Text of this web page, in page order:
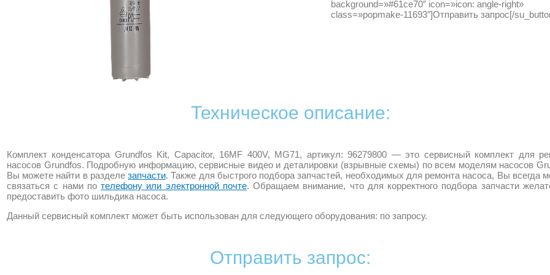
background=»#61ce70″ icon=»icon: angle-right»
class=»popmake-11693″]Отправить запрос[/
Техническое описание:
Комплект конденсатора Grundfos Kit, Capacitor, 16MF 400V, MG71, артикул: 96279800 — это сервисный комплект для
насосов Grundfos. Подробную информацию, сервисные видео и деталировки (взрывные схемы) по всем моделям насосов
Вы можете найти в разделезапчасти. Также для быстрого подбора запчастей, необходимых для ремонта насоса, Вы всегда
связаться с нами потелефону или электронной почте. Обращаем внимание, что для корректного подбора запчасти
предоставить фото шильдика насоса.
Данный сервисный комплект может быть использован для следующего оборудования: по запросу.
Отправить запрос: